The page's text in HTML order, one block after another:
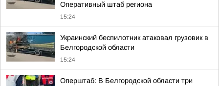
Оперативный штаб региона
15:24
Украинский беспилотник атаковал грузовик в
Белгородской области
15:24
Оперштаб: В Белгородской области три